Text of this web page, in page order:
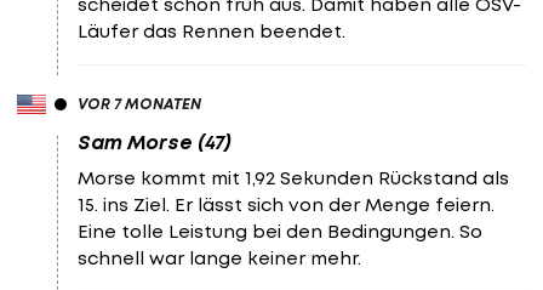
Läufer das Rennen beendet.
VOR 7 MONATEN
Sam Morse (47)
Morse kommt mit 1,92 Sekunden Rückstand als
15. ins Ziel. Er lässt sich von der Menge feiern.
Eine tolle Leistung bei den Bedingungen. So
schnell war lange keiner mehr.